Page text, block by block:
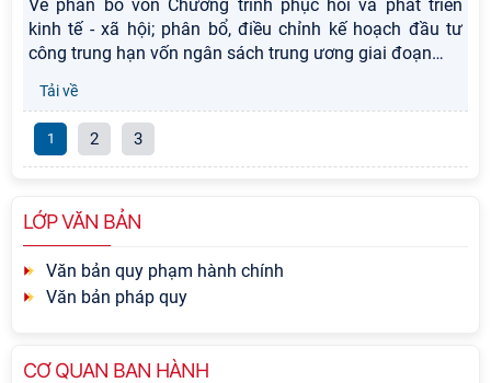
Về phân bổ vốn Chương trình phục hồi và phát triển
kinh tế - xã hội; phân bổ, điều chỉnh kế hoạch đầu tư
công trung hạn vốn ngân sách trung ương giai đoạn…
Tải về
1 2 3
LỚP VĂN BẢN
Văn bản quy phạm hành chính
Văn bản pháp quy
CƠ QUAN BAN HÀNH